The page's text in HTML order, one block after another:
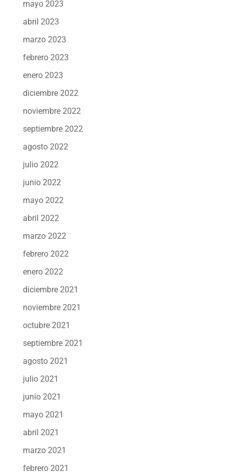
mayo 2023
abril 2023
marzo 2023
febrero 2023
enero 2023
diciembre 2022
noviembre 2022
septiembre 2022
agosto 2022
julio 2022
junio 2022
mayo 2022
abril 2022
marzo 2022
febrero 2022
enero 2022
diciembre 2021
noviembre 2021
octubre 2021
septiembre 2021
agosto 2021
julio 2021
junio 2021
mayo 2021
abril 2021
marzo 2021
febrero 2021